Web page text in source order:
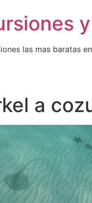
las mas baratas
a